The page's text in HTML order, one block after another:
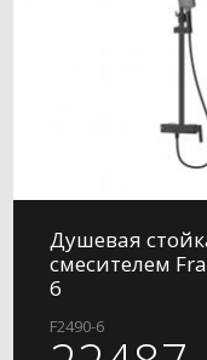
Душевая
смесителем
6
F2490-6